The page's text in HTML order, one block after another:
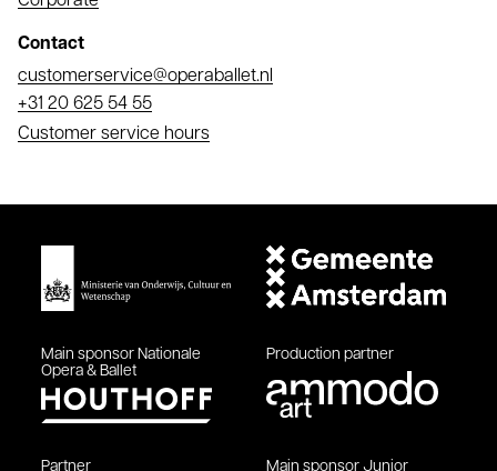
Contact
Email
customerservice@operaballet.nl
Phone
+31 20 625 54 55
Customer service hours
Main sponsor Nationale
Opera & Ballet
Production partner
Partner Main sponsor Junior